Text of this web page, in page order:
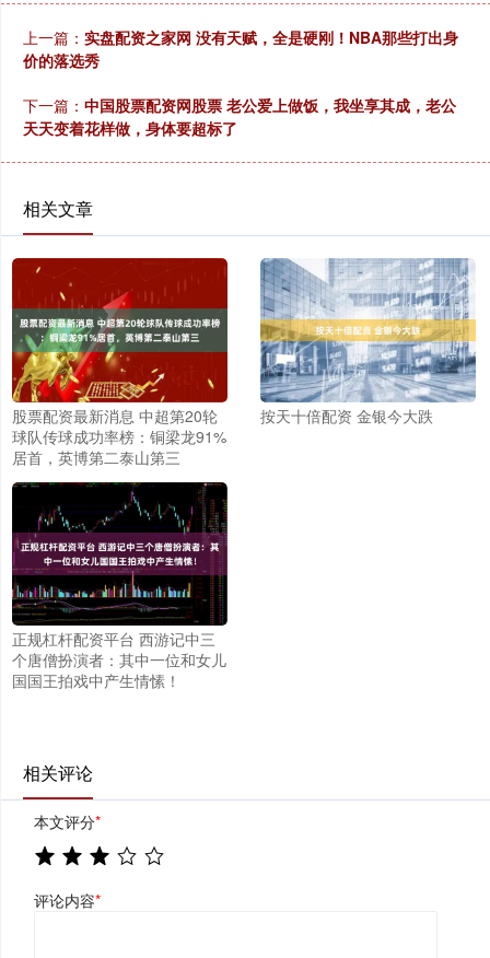
上一篇： 实盘配资之家网 没有天赋，全是硬刚！NBA那些打出身
价的落选秀
下一篇： 中国股票配资网股票 老公爱上做饭，我坐享其成，老公
天天变着花样做，身体要超标了
相关文章
股票配资最新消息 中超第20轮
球队传球成功率榜：铜梁龙91%
居首，英博第二泰山第三
按天十倍配资 金银今大跌
正规杠杆配资平台 西游记中三
个唐僧扮演者：其中一位和女儿
国国王拍戏中产生情愫！
相关评论
本文评分*
评论内容*